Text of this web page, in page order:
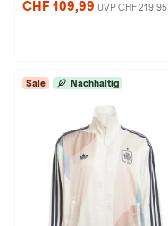
CHF 109,99 UVP CHF 219,95
Sale Nachhaltig